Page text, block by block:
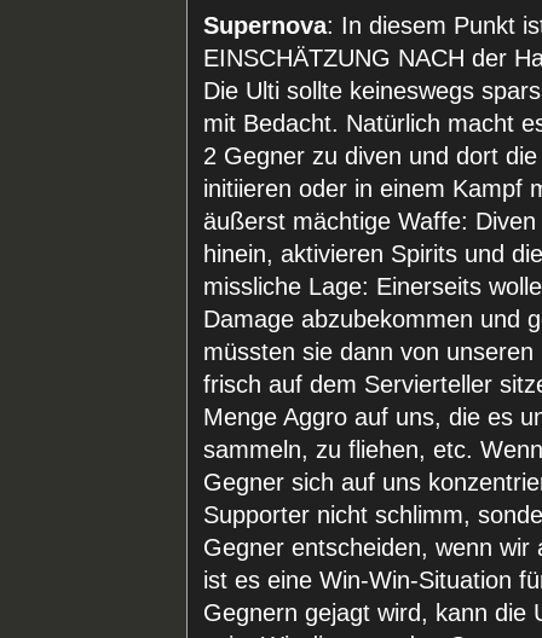
Supernova: In diesem Punkt
EINSCHÄTZUNG NACH der
Die Ulti sollte keineswegs
mit Bedacht. Natürlich macht
2 Gegner zu diven und dort
initiieren oder in einem Kampf
äußerst mächtige Waffe:
hinein, aktivieren Spirits und
missliche Lage: Einerseits
Damage abzubekommen und
müssten sie dann von
frisch auf dem Servierteller
Menge Aggro auf uns, die es
sammeln, zu fliehen, etc.
Gegner sich auf uns
Supporter nicht schlimm,
Gegner entscheiden, wenn
ist es eine Win-Win-Situation
Gegnern gejagt wird, kann die